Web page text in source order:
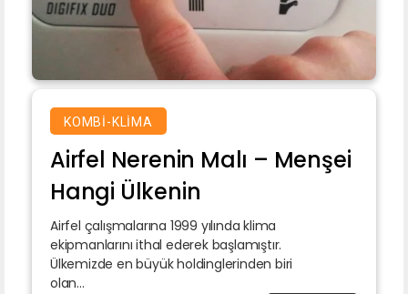
KOMBI-KLIMA
Airfel Nerenin Malı – Menşei
Hangi Ülkenin
Airfel çalışmalarına 1999 yılında klima
ekipmanlarını ithal ederek başlamıştır.
Ülkemizde en büyük holdinglerinden biri
olan...